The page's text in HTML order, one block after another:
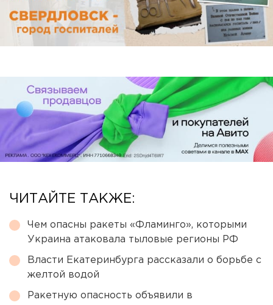
ЧИТАЙТЕ ТАКЖЕ:
Чем опасны ракеты «Фламинго», которыми
Украина атаковала тыловые регионы РФ
Власти Екатеринбурга рассказали о борьбе с
желтой водой
Ракетную опасность объявили в